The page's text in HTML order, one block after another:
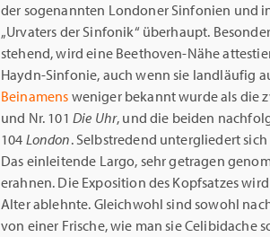
der sogenannten Londoner Sinfonien und
„Urvaters der Sinfonik“ überhaupt.
stehend, wird eine Beethoven-Nähe
Haydn-Sinfonie, auch wenn sie landläufig
Beinamens weniger bekannt wurde als die
und Nr. 101 Die Uhr, und die beiden
104 London. Selbstredend untergliedert
Das einleitende Largo, sehr getragen
erahnen. Die Exposition des Kopfsatzes
Alter ablehnte. Gleichwohl sind sowohl
von einer Frische, wie man sie Celibidache